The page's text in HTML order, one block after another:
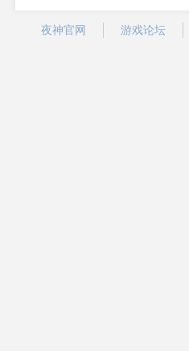
夜神官网 游戏论坛